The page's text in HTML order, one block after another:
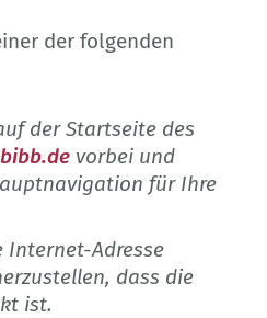
der folgenden
der Startseite des
vorbei und
für Ihre
Internet-Adresse
dass die
ist.